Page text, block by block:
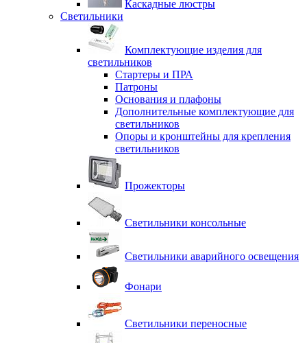
Каскадные люстры
Светильники
Комплектующие изделия для
светильников
Стартеры и ПРА
Патроны
Основания и плафоны
Дополнительные комплектующие для
светильников
Опоры и кронштейны для крепления
светильников
Прожекторы
Светильники консольные
Светильники аварийного освещения
Фонари
Светильники переносные